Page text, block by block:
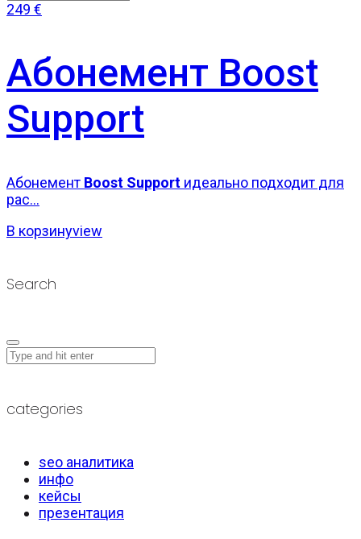
249 €
Абонемент Boost
Support
Абонемент Boost Support идеально подходит для
рас...
В корзинуview
Search
categories
seo аналитика
инфо
кейсы
презентация